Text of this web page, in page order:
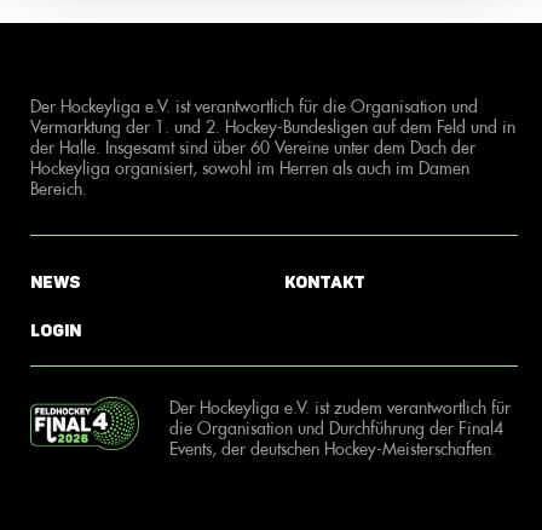
Der Hockeyliga e.V. ist verantwortlich für die Organisation und
Vermarktung der 1. und 2. Hockey-Bundesligen auf dem Feld und in
der Halle. Insgesamt sind über 60 Vereine unter dem Dach der
Hockeyliga organisiert, sowohl im Herren als auch im Damen
Bereich.
News
Login
Kontakt
Der Hockeyliga e.V. ist zudem verantwortlich für
die Organisation und Durchführung der Final4
Events, der deutschen Hockey-Meisterschaften.